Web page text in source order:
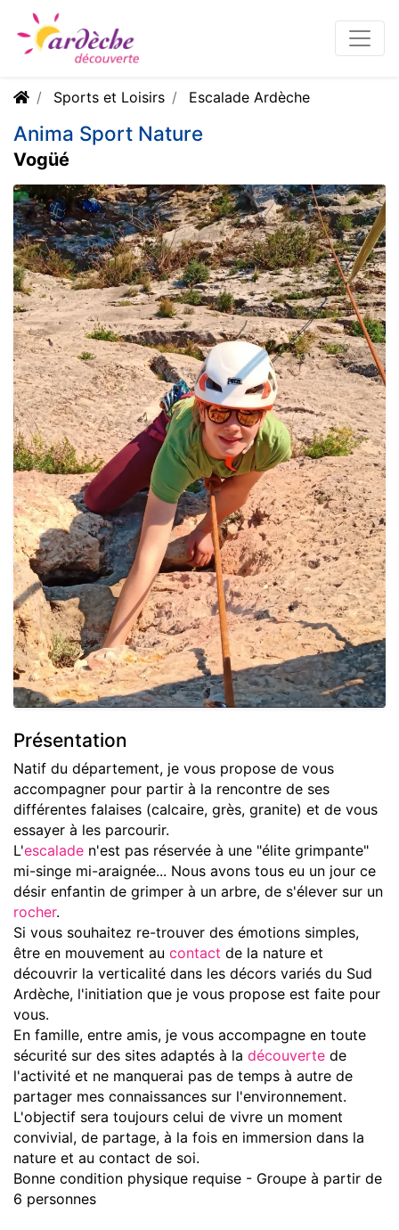
Sports et Loisirs Escalade Ardèche
Anima Sport Nature
Vogüé
Présentation
Natif du département, je vous propose de vous
accompagner pour partir à la rencontre de ses
différentes falaises (calcaire, grès, granite) et de vous
essayer à les parcourir.
L'escalade n'est pas réservée à une "élite grimpante"
mi-singe mi-araignée... Nous avons tous eu un jour ce
désir enfantin de grimper à un arbre, de s'élever sur un
rocher.
Si vous souhaitez re-trouver des émotions simples,
être en mouvement au contact de la nature et
découvrir la verticalité dans les décors variés du Sud
Ardèche, l'initiation que je vous propose est faite pour
vous.
En famille, entre amis, je vous accompagne en toute
sécurité sur des sites adaptés à la découverte de
l'activité et ne manquerai pas de temps à autre de
partager mes connaissances sur l'environnement.
L'objectif sera toujours celui de vivre un moment
convivial, de partage, à la fois en immersion dans la
nature et au contact de soi.
Bonne condition physique requise - Groupe à partir de
6 personnes